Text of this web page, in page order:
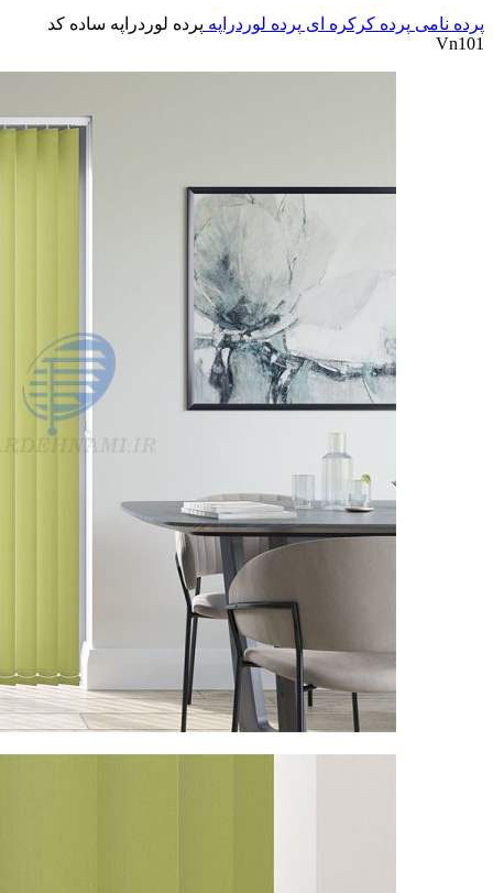
پرده نامی پرده کرکره ای پرده لوردراپه پرده لوردراپه ساده کد
Vn101